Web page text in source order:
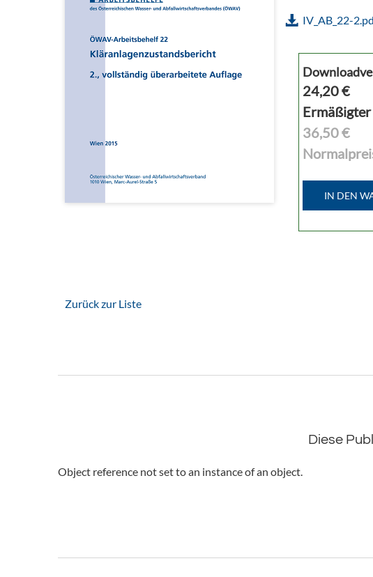
IV_AB_22-
24,20€
36,50 €
IN DEN
Zurück zur Liste
Diese
Object reference not set to an instance of an object.